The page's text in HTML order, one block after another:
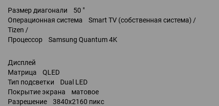
Размер диагонали 50 "
Операционная система Smart TV (собственная система) /
Tizen /
Процессор Samsung Quantum 4K
Дисплей
Матрица QLED
Тип подсветки Dual LED
Покрытие экрана матовое
Разрешение 3840x2160 пикс